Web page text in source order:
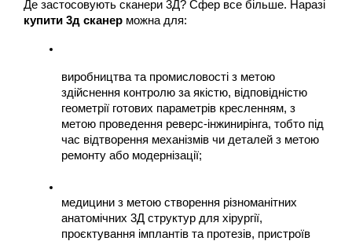
купити 3д сканер можна для:
виробництва та промисловості з метою
здійснення контролю за якістю, відповідністю
геометрії готових параметрів кресленням, з
метою проведення реверс-інжинирінга, тобто під
час відтворення механізмів чи деталей з метою
ремонту або модернізації;
медицини з метою створення різноманітних
анатомічних 3Д структур для хірургії,
проєктування імплантів та протезів, пристроїв